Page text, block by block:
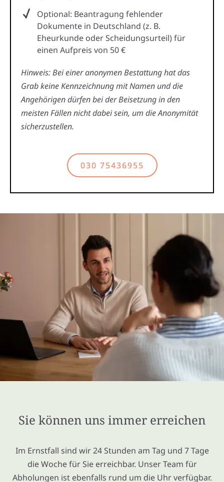
Optional: Beantragung fehlender
Dokumente in Deutschland (z. B.
Eheurkunde oder Scheidungsurteil) für
einen Aufpreis von 50 €
Hinweis: Bei einer anonymen Bestattung hat das
Grab keine Kennzeichnung mit Namen und die
Angehörigen dürfen bei der Beisetzung in den
meisten Fällen nicht dabei sein, um die Anonymität
sicherzustellen.
030 75436955
Sie können uns immer erreichen
Im Ernstfall sind wir 24 Stunden am Tag und 7 Tage
die Woche für Sie erreichbar. Unser Team für
Abholungen ist ebenfalls rund um die Uhr verfügbar.